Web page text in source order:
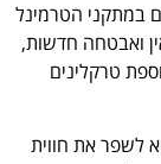
במתקני הטרמינל
ואבטחה חדשות,
טרקלינים
לשפר את חווית